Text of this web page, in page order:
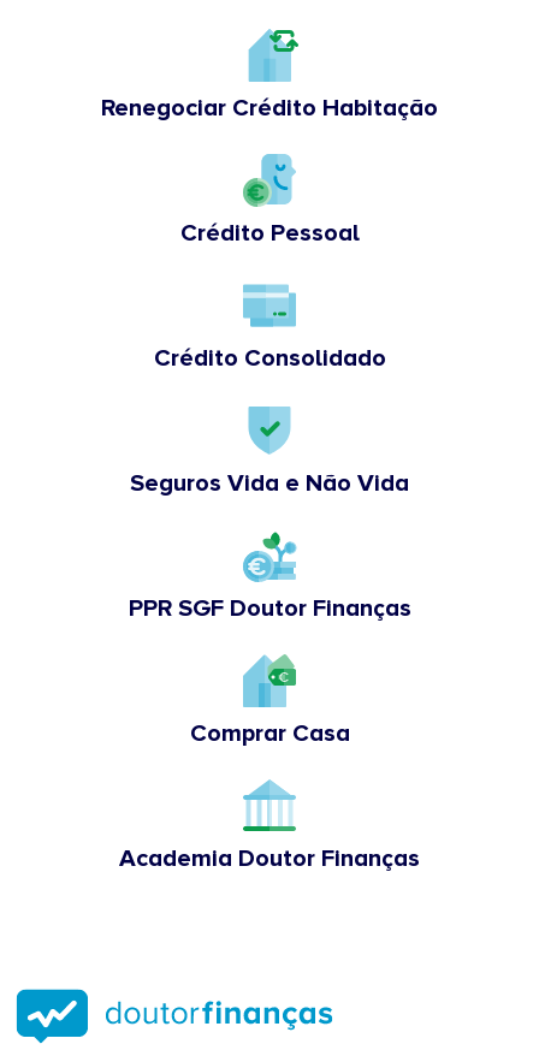
Renegociar Crédito Habitação
Crédito Pessoal
Crédito Consolidado
Seguros Vida e Não Vida
PPR SGF Doutor Finanças
Comprar Casa
Academia Doutor Finanças